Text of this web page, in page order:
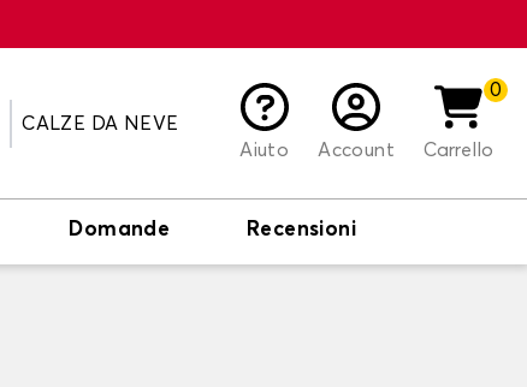
CALZE DA NEVE
Aiuto
Account
0
Carrello
Domande Recensioni